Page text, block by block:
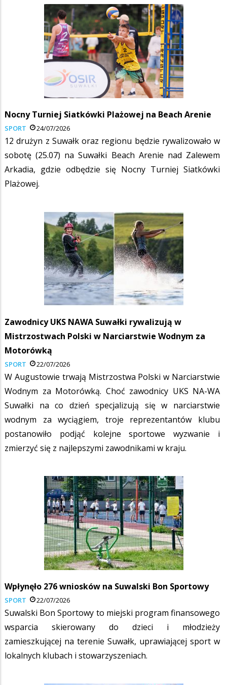
Nocny Turniej Siatkówki Plażowej na Beach Arenie
SPORT 24/07/2026
12 drużyn z Suwałk oraz regionu będzie rywalizowało w
sobotę (25.07) na Suwałki Beach Arenie nad Zalewem
Arkadia, gdzie odbędzie się Nocny Turniej Siatkówki
Plażowej.
Zawodnicy UKS NAWA Suwałki rywalizują w
Mistrzostwach Polski w Narciarstwie Wodnym za
Motorówką
SPORT 22/07/2026
W Augustowie trwają Mistrzostwa Polski w Narciarstwie
Wodnym za Motorówką. Choć zawodnicy UKS NA-WA
Suwałki na co dzień specjalizują się w narciarstwie
wodnym za wyciągiem, troje reprezentantów klubu
postanowiło podjąć kolejne sportowe wyzwanie i
zmierzyć się z najlepszymi zawodnikami w kraju.
Wpłynęło 276 wniosków na Suwalski Bon Sportowy
SPORT 22/07/2026
Suwalski Bon Sportowy to miejski program finansowego
wsparcia skierowany do dzieci i młodzieży
zamieszkującej na terenie Suwałk, uprawiającej sport w
lokalnych klubach i stowarzyszeniach.